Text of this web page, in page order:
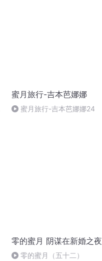
蜜月旅行-吉本芭娜娜
蜜月旅行-吉本芭娜娜24
零的蜜月 阴谋在新婚之夜
零的蜜月（五十二）